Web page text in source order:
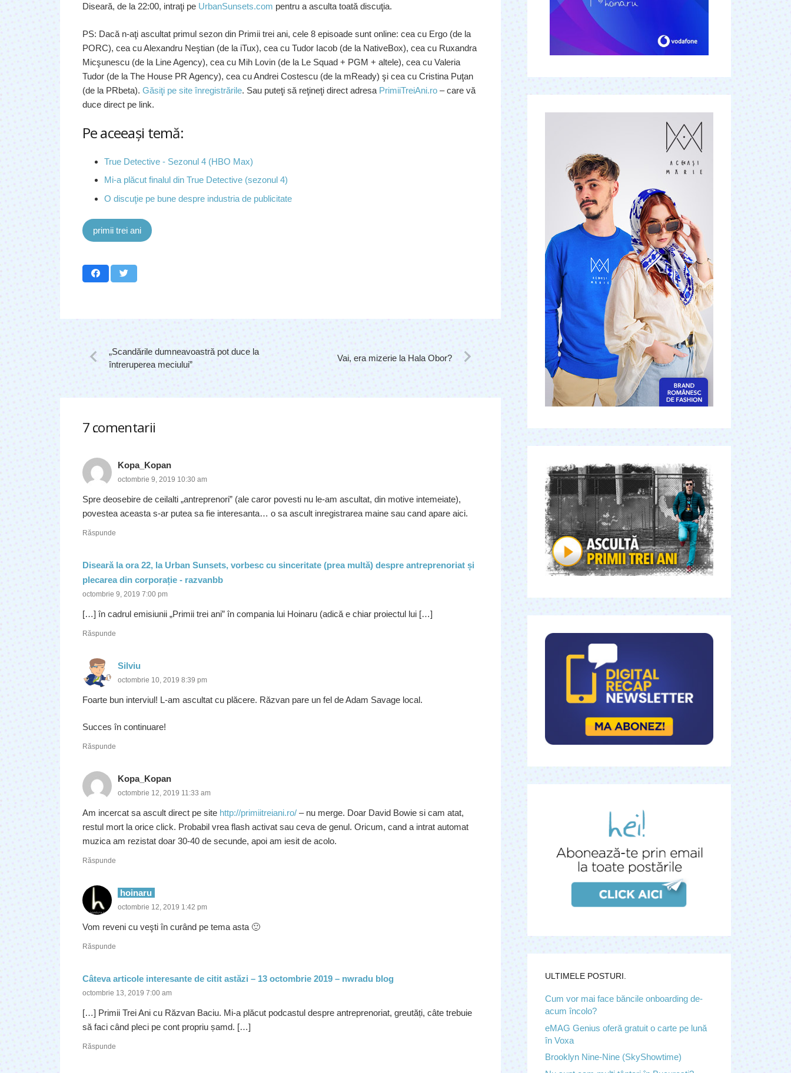
Diseară, de la 22:00, intraţi pe UrbanSunsets.com pentru a asculta toată discuţia.
PS: Dacă n-aţi ascultat primul sezon din Primii trei ani, cele 8 episoade sunt online: cea cu Ergo (de la
PORC), cea cu Alexandru Neştian (de la iTux), cea cu Tudor Iacob (de la NativeBox), cea cu Ruxandra
Micşunescu (de la Line Agency), cea cu Mih Lovin (de la Le Squad + PGM + altele), cea cu Valeria
Tudor (de la The House PR Agency), cea cu Andrei Costescu (de la mReady) şi cea cu Cristina Puţan
(de la PRbeta). Găsiţi pe site înregistrările. Sau puteţi să reţineţi direct adresa PrimiiTreiAni.ro– care vă
duce direct pe link.
Pe aceeaşi temă:
True Detective - Sezonul 4 (HBO Max)
Mi-a plăcut finalul din True Detective (sezonul 4)
O discuţie pe bune despre industria de publicitate
primii trei ani
„Scandările dumneavoastră pot duce la
întreruperea meciului”
Vai, era mizerie la Hala Obor?
7comentarii
.
Kopa_Kopan
octombrie 9, 2019 10:30 am
Spre deosebire de ceilalti „antreprenori” (ale caror povesti nu le-am ascultat, din motive intemeiate),
povestea aceasta s-ar putea sa fie interesanta… o sa ascult inregistrarea maine sau cand apare aici.
Răspunde
Diseară la ora 22, la Urban Sunsets, vorbesc cu sinceritate (prea multă) despre antreprenoriat și
plecarea din corporație - razvanbb
octombrie 9, 2019 7:00 pm
[…] în cadrul emisiunii „Primii trei ani” în compania lui Hoinaru (adică e chiar proiectul lui […]
Răspunde
Silviu
octombrie 10, 2019 8:39 pm
Foarte bun interviul! L-am ascultat cu plăcere. Răzvan pare un fel de Adam Savage local.
Succes în continuare!
Răspunde
Kopa_Kopan
octombrie 12, 2019 11:33 am
Am incercat sa ascult direct pe site http://primiitreiani.ro/– nu merge. Doar David Bowie si cam atat,
restul mort la orice click. Probabil vrea flash activat sau ceva de genul. Oricum, cand a intrat automat
muzica am rezistat doar 30-40 de secunde, apoi am iesit de acolo.
Răspunde
hoinaru
octombrie 12, 2019 1:42 pm
Vom reveni cu veşti în curând pe tema asta 🙂
Răspunde
Câteva articole interesante de citit astăzi – 13 octombrie 2019 – nwradu blog
octombrie 13, 2019 7:00 am
[…] Primii Trei Ani cu Răzvan Baciu. Mi-a plăcut podcastul despre antreprenoriat, greutăți, câte trebuie
să faci când pleci pe cont propriu șamd. […]
Răspunde
ULTIMELE POSTURI.
Cum vor mai face băncile onboarding de-
acum încolo?
eMAG Genius oferă gratuit o carte pe lună
în Voxa
Brooklyn Nine-Nine (SkyShowtime)